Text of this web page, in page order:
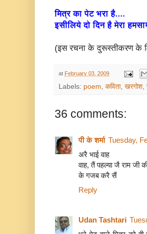
मित्र का पेट भरा है....
इसीलिये दो दिन है मेरा
(इस रचना के दुरूस्तीकरण के
at February 03, 2009
Labels: poem, कविता, खरगोश,
36 comments:
पी के शर्मा Tuesday,
अरै भाई वाह
वाह, तैं पहल्‍या जै राम जी
के गजब करै सैं
Reply
Udan Tashtari